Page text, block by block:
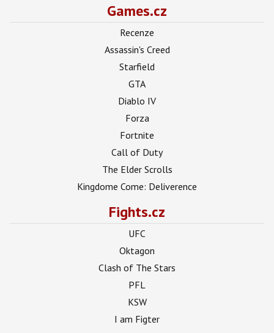
Games.cz
Recenze
Assassin's Creed
Starfield
GTA
Diablo IV
Forza
Fortnite
Call of Duty
The Elder Scrolls
Kingdome Come: Deliverence
Fights.cz
UFC
Oktagon
Clash of The Stars
PFL
KSW
I am Figter